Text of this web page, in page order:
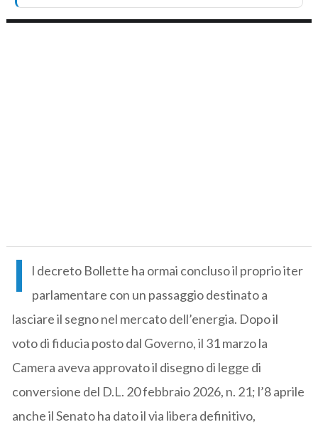
I
l decreto Bollette ha ormai concluso il proprio iter
parlamentare con un passaggio destinato a
lasciare il segno nel mercato dell’energia. Dopo il
voto di fiducia posto dal Governo, il 31 marzo la
Camera aveva approvato il disegno di legge di
conversione del D.L. 20 febbraio 2026, n. 21; l’8 aprile
anche il Senato ha dato il via libera definitivo,